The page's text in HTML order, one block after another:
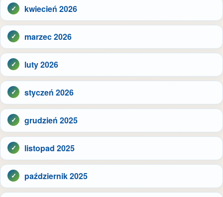
kwiecień 2026
marzec 2026
luty 2026
styczeń 2026
grudzień 2025
listopad 2025
październik 2025